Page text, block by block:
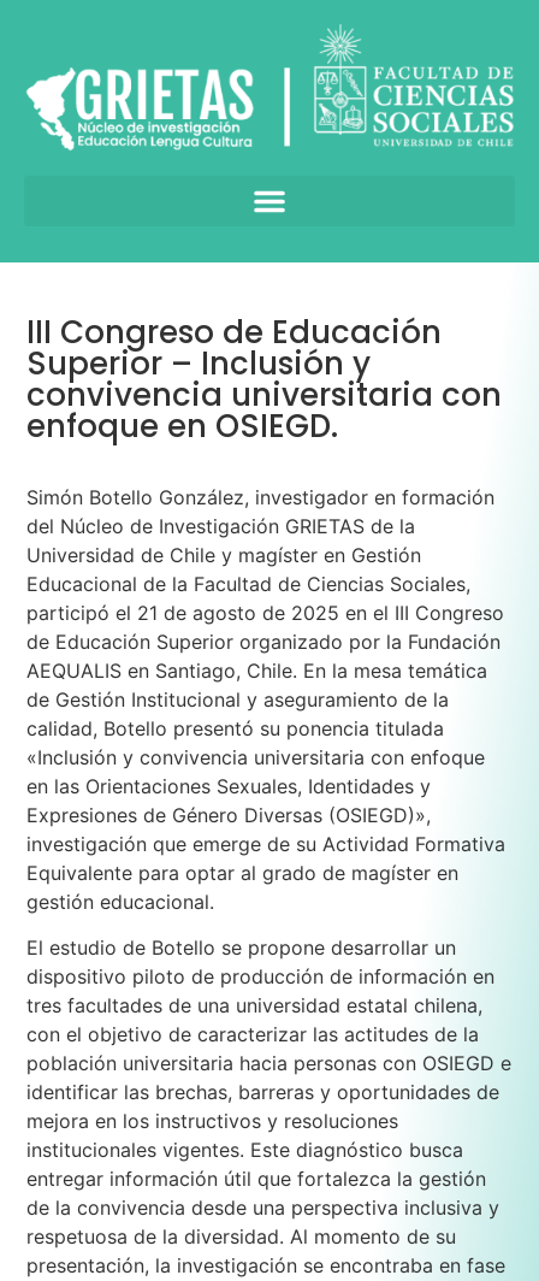
III Congreso de Educación
Superior – Inclusión y
convivencia universitaria con
enfoque en OSIEGD.
Simón Botello González, investigador en formación
del Núcleo de Investigación GRIETAS de la
Universidad de Chile y magíster en Gestión
Educacional de la Facultad de Ciencias Sociales,
participó el 21 de agosto de 2025 en el III Congreso
de Educación Superior organizado por la Fundación
AEQUALIS en Santiago, Chile. En la mesa temática
de Gestión Institucional y aseguramiento de la
calidad, Botello presentó su ponencia titulada
«Inclusión y convivencia universitaria con enfoque
en las Orientaciones Sexuales, Identidades y
Expresiones de Género Diversas (OSIEGD)»,
investigación que emerge de su Actividad Formativa
Equivalente para optar al grado de magíster en
gestión educacional.
El estudio de Botello se propone desarrollar un
dispositivo piloto de producción de información en
tres facultades de una universidad estatal chilena,
con el objetivo de caracterizar las actitudes de la
población universitaria hacia personas con OSIEGD e
identificar las brechas, barreras y oportunidades de
mejora en los instructivos y resoluciones
institucionales vigentes. Este diagnóstico busca
entregar información útil que fortalezca la gestión
de la convivencia desde una perspectiva inclusiva y
respetuosa de la diversidad. Al momento de su
presentación, la investigación se encontraba en fase